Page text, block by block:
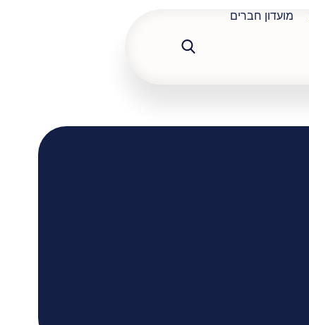
מועדון חברים